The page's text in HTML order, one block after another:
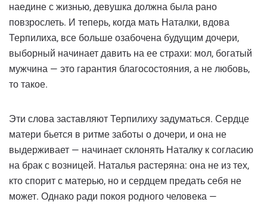
наедине с жизнью, девушка должна была рано
повзрослеть. И теперь, когда мать Наталки, вдова
Терпилиха, все больше озабочена будущим дочери,
выборный начинает давить на ее страхи: мол, богатый
мужчина — это гарантия благосостояния, а не любовь,
то такое.
Эти слова заставляют Терпилиху задуматься. Сердце
матери бьется в ритме заботы о дочери, и она не
выдерживает — начинает склонять Наталку к согласию
на брак с возницей. Наталья растеряна: она не из тех,
кто спорит с матерью, но и сердцем предать себя не
может. Однако ради покоя родного человека —